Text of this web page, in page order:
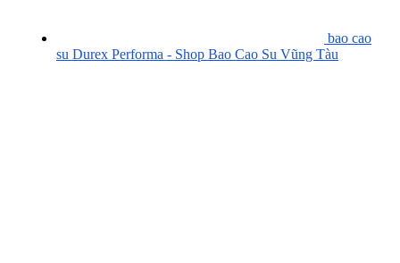
bao cao
su Durex Performa - Shop Bao Cao Su Vũng Tàu